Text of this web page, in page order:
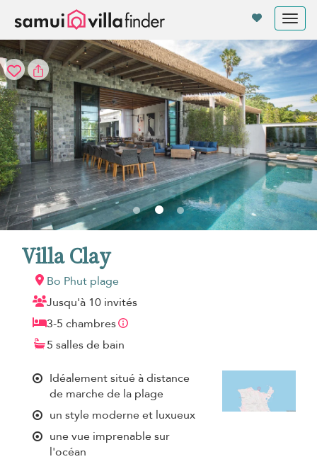
Villa Clay
Bo Phut plage
Jusqu'à 10 invités
3-5 chambres
5 salles de bain
Idéalement situé à distance
de marche de la plage
un style moderne et luxueux
une vue imprenable sur
l'océan
Vos paramètres de cookies